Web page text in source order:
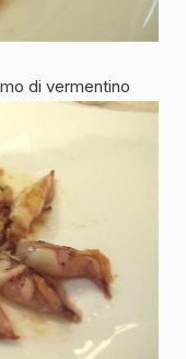
di vermentino